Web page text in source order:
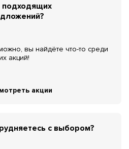
подходящих
вы найдёте что-то среди
акций!
акции
с выбором?